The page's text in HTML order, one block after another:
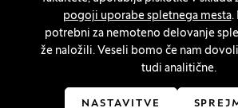
pogoji uporabe spletnega mesta.
potrebni za nemoteno delovanje
že naložili. Veseli bomo če nam
tudi analitične.
NASTAVITVE
(Odpre se v novem oknu)
Innovatif(Odpre se v